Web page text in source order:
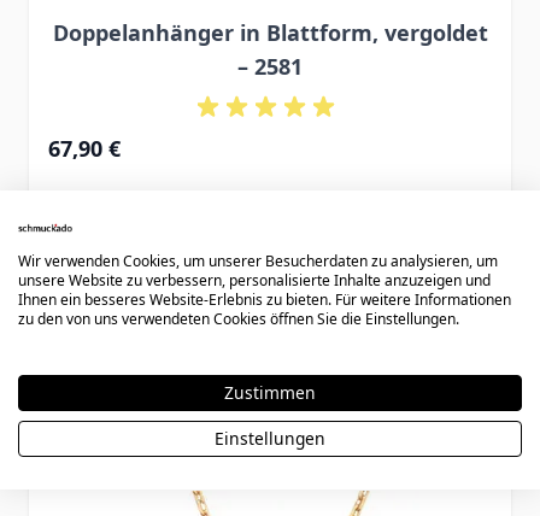
Doppelanhänger in Blattform, vergoldet
– 2581
67,90 €
Könnte dir auch gefallen
Wir verwenden Cookies, um unserer Besucherdaten zu analysieren, um
unsere Website zu verbessern, personalisierte Inhalte anzuzeigen und
Ihnen ein besseres Website-Erlebnis zu bieten. Für weitere Informationen
zu den von uns verwendeten Cookies öffnen Sie die Einstellungen.
Zustimmen
Einstellungen